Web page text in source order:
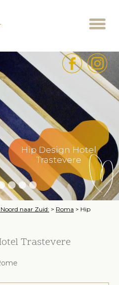
Hip Design Hotel
Trastevere
naar Zuid: > Roma > Hip
Trastevere